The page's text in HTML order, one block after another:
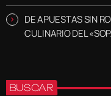
DE APUESTAS SIN
CULINARIO DEL
BUSCAR